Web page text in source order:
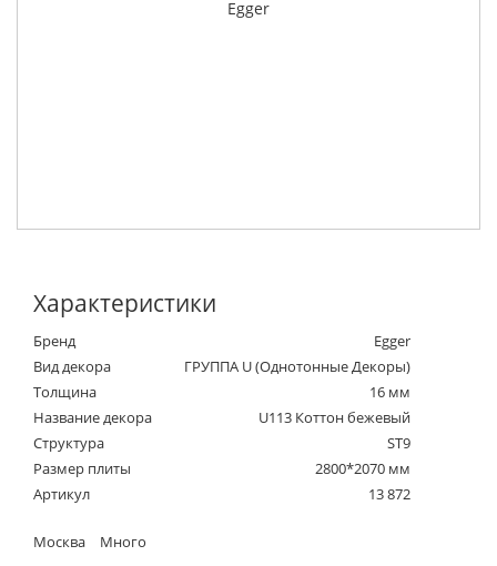
Характеристики
Бренд
Egger
Вид декора
ГРУППА U (Однотонные Декоры)
Толщина
16 мм
Название декора
U113 Коттон бежевый
Структура
ST9
Размер плиты
2800*2070 мм
Артикул
13 872
Москва Много